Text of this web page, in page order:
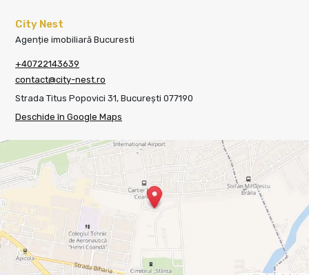
City Nest
Agenție imobiliară Bucuresti
+40722143639
contact@city-nest.ro
Strada Titus Popovici 31, București 077190
Deschide în Google Maps